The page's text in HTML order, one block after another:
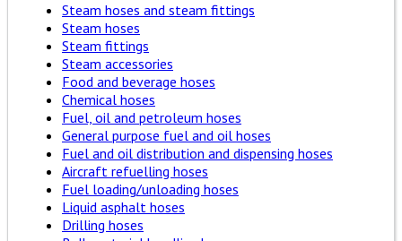
Steam hoses and steam fittings
Steam hoses
Steam fittings
Steam accessories
Food and beverage hoses
Chemical hoses
Fuel, oil and petroleum hoses
General purpose fuel and oil hoses
Fuel and oil distribution and dispensing hoses
Aircraft refuelling hoses
Fuel loading/unloading hoses
Liquid asphalt hoses
Drilling hoses